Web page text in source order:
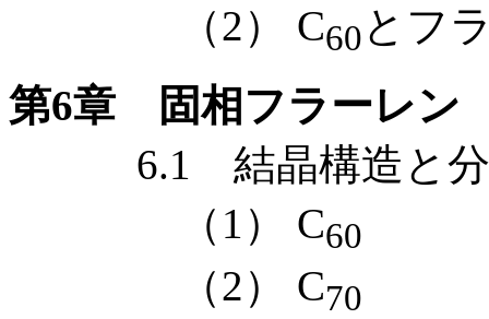
（2） C60とフ
第6章 固相フラーレン
6.1 結晶構造と分
（1） C60
（2） C70